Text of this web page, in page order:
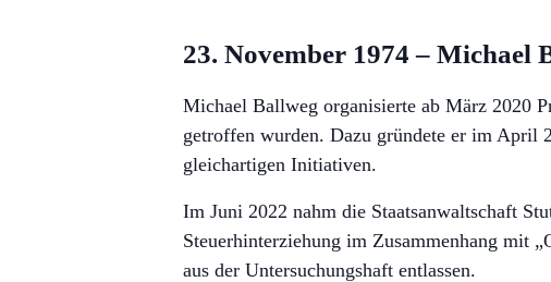
23. November 1974 – Michael
Michael Ballweg organisierte ab März 2020
getroffen wurden. Dazu gründete er im April
gleichartigen Initiativen.
Im Juni 2022 nahm die Staatsanwaltschaft
Steuerhinterziehung im Zusammenhang mit
aus der Untersuchungshaft entlassen.